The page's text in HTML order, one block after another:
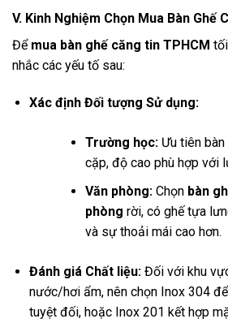
V. Kinh Nghiệm Chọn Mua Bàn Ghế
Để mua bàn ghế căng tin TPHCM
nhắc các yếu tố sau:
Xác định Đối tượng Sử dụng:
Trường học:Ưu tiên bàn
cặp, độ cao phù hợp với
Văn phòng:Chọn bàn
phòng rời, có ghế tựa
và sự thoải mái cao hơn.
Đánh giá Chất liệu:Đối với khu
nước/hơi ẩm, nên chọn Inox 304
tuyệt đối, hoặc Inox 201 kết hợp